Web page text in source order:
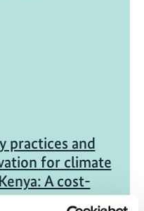
practices and
for climate
A cost-